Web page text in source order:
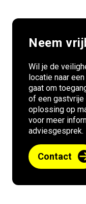
Neem
Wil je de
locatie naar
gaat om
of een gastvrije
oplossing op
voor meer
adviesgesprek.
Contact